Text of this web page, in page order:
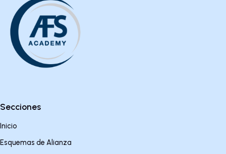
Secciones
Inicio
Esquemas de Alianza